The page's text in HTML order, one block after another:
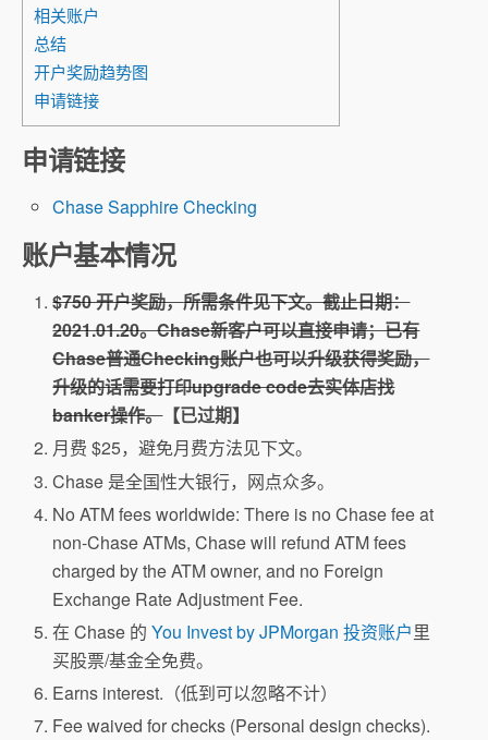
相关账户
总结
开户奖励趋势图
申请链接
申请链接
Chase Sapphire Checking
账户基本情况
$750 开户奖励，所需条件见下文。截止日期：
2021.01.20。Chase新客户可以直接申请；已有
Chase普通Checking账户也可以升级获得奖励，
升级的话需要打印upgrade code去实体店找
banker操作。【已过期】
月费 $25，避免月费方法见下文。
Chase 是全国性大银行，网点众多。
No ATM fees worldwide: There is no Chase fee at
non-Chase ATMs, Chase will refund ATM fees
charged by the ATM owner, and no Foreign
Exchange Rate Adjustment Fee.
在 Chase 的You Invest by JPMorgan 投资账户里
买股票/基金全免费。
Earns interest.（低到可以忽略不计）
Fee waived for checks (Personal design checks).